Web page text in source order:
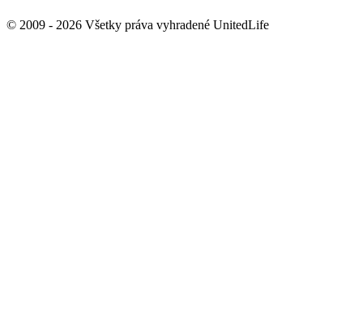
© 2009 - 2026 Všetky práva vyhradené UnitedLife